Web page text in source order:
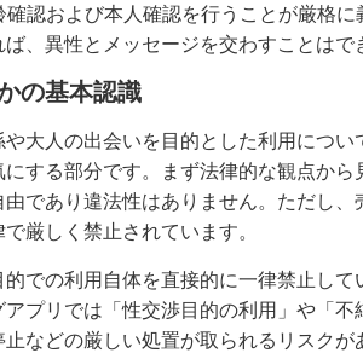
認および本人確認を行うことが厳格
、異性とメッセージを交わすことはで
の基本認識
大人の出会いを目的とした利用につ
する部分です。まず法律的な観点か
であり違法性はありません。ただし
厳しく禁止されています。
での利用自体を直接的に一律禁止し
プリでは「性交渉目的の利用」や「
などの厳しい処置が取られるリスク